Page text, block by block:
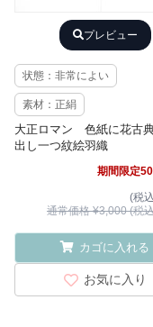
プレビュー
状態：非常によい
素材：正絹
大正ロマン 色紙に花古
出し一つ紋絵羽織
期間限定50
(税
通常価格 ¥3,000 (税
カゴに入れる
お気に入り